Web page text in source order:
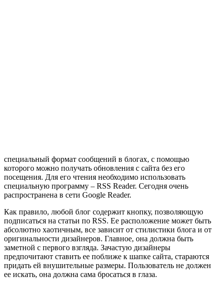
специальный формат сообщений в блогах, с помощью
которого можно получать обновления с сайта без его
посещения. Для его чтения необходимо использовать
специальную программу – RSS Reader. Сегодня очень
распространена в сети Google Reader.
Как правило, любой блог содержит кнопку, позволяющую
подписаться на статьи по RSS. Ее расположение может быть
абсолютно хаотичным, все зависит от стилистики блога и от
оригинальности дизайнеров. Главное, она должна быть
заметной с первого взгляда. Зачастую дизайнеры
предпочитают ставить ее поближе к шапке сайта, стараются
придать ей внушительные размеры. Пользователь не должен
ее искать, она должна сама бросаться в глаза.